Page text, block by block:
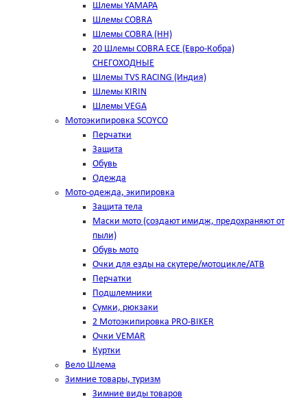
Шлемы YAMAPA
Шлемы COBRA
Шлемы COBRA (HH)
20 Шлемы COBRA ECE (Евро-Кобра)
СНЕГОХОДНЫЕ
Шлемы TVS RACING (Индия)
Шлемы KIRIN
Шлемы VEGA
Мотоэкипировка SCOYCO
Перчатки
Защита
Обувь
Одежда
Мото-одежда, экипировка
Защита тела
Маски мото (создают имидж, предохраняют от
пыли)
Обувь мото
Очки для езды на скутере/мотоцикле/АТВ
Перчатки
Подшлемники
Сумки, рюкзаки
2 Мотоэкипировка PRO-BIKER
Очки VEMAR
Куртки
Вело Шлема
Зимние товары, туризм
Зимние виды товаров